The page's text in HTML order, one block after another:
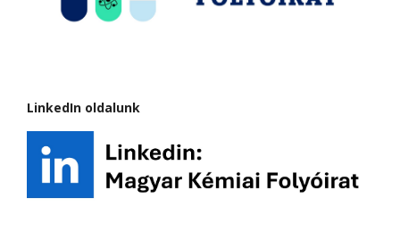
LinkedIn oldalunk